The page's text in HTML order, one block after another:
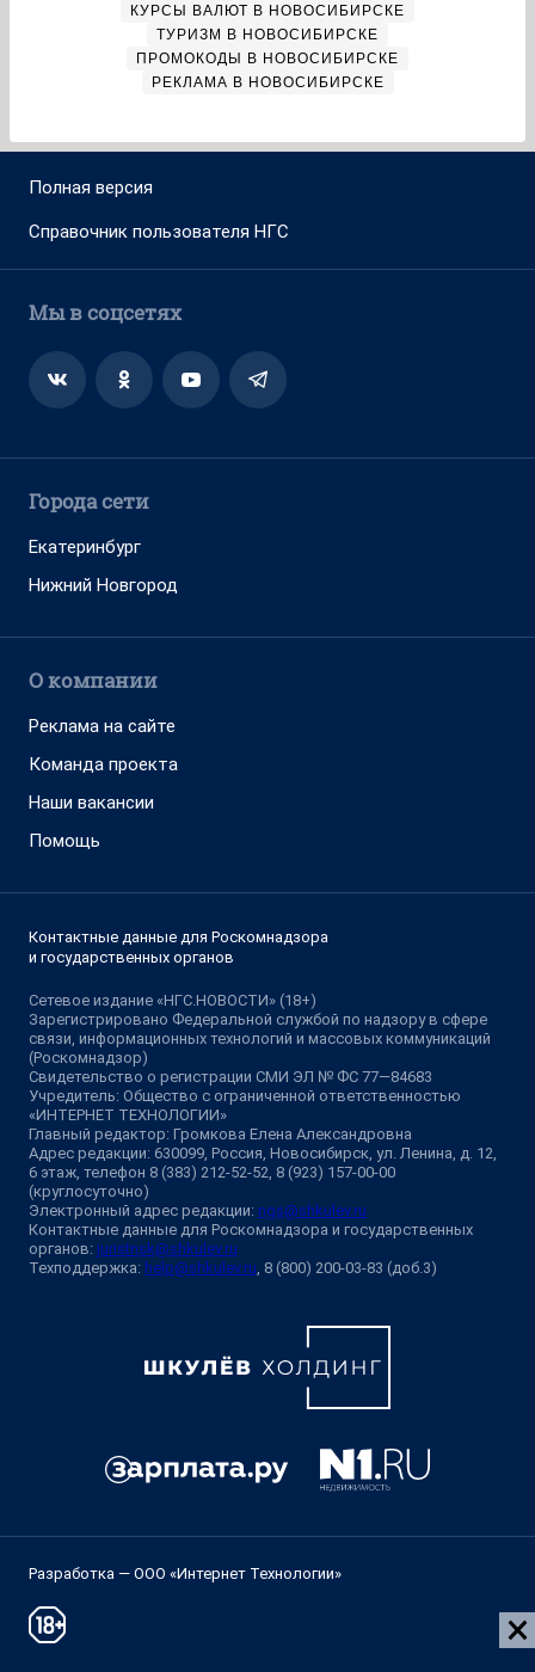
КУРСЫ ВАЛЮТ В НОВОСИБИРСКЕ
ТУРИЗМ В НОВОСИБИРСКЕ
ПРОМОКОДЫ В НОВОСИБИРСКЕ
РЕКЛАМА В НОВОСИБИРСКЕ
Полная версия
Справочник пользователя НГС
Мы в соцсетях
Города сети
Екатеринбург
Нижний Новгород
О компании
Реклама на сайте
Команда проекта
Наши вакансии
Помощь
Контактные данные для Роскомнадзора
и государственных органов
Сетевое издание «НГС.НОВОСТИ» (18+)
Зарегистрировано Федеральной службой по надзору в сфере
связи, информационных технологий и массовых коммуникаций
(Роскомнадзор)
Свидетельство о регистрации СМИ ЭЛ № ФС 77—84683
Учредитель: Общество с ограниченной ответственностью
«ИНТЕРНЕТ ТЕХНОЛОГИИ»
Главный редактор: Громкова Елена Александровна
Адрес редакции: 630099, Россия, Новосибирск, ул. Ленина, д. 12,
6 этаж, телефон 8 (383) 212-52-52, 8 (923) 157-00-00
(круглосуточно)
Электронный адрес редакции: ngs@shkulev.ru
Контактные данные для Роскомнадзора и государственных
органов: juristnsk@shkulev.ru
Техподдержка: help@shkulev.ru , 8 (800) 200-03-83 (доб.3)
Разработка — ООО «Интернет Технологии»